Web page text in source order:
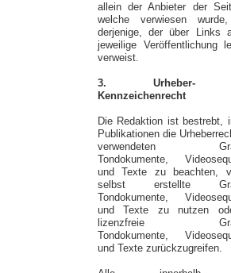
allein der Anbieter der
welche verwiesen
derjenige, der über Links
jeweilige Veröffentlichung
verweist.
3. Urheber-
Kennzeichenrecht
Die Redaktion ist bestrebt,
Publikationen die
verwendeten
Tondokumente,
und Texte zu beachten,
selbst erstellte
Tondokumente,
und Texte zu nutzen
lizenzfreie
Tondokumente,
und Texte zurückzugreifen.